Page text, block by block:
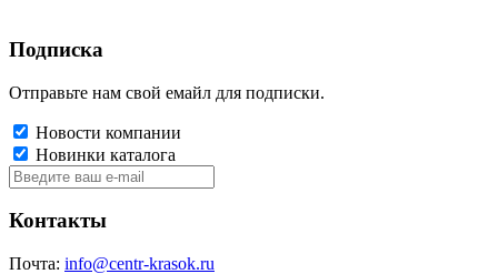
Подписка
Отправьте нам свой емайл для подписки.
Новости компании
Новинки каталога
Контакты
Почта: info@centr-krasok.ru